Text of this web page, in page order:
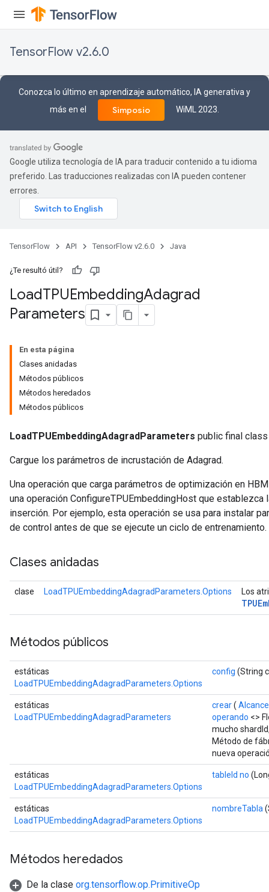
TensorFlow v2.6.0
Conozca lo último en aprendizaje automático, IA generativa y
más en el
Simposio WiML 2023.
Google utiliza tecnología de IA para traducir contenido a tu idioma
preferido. Las traducciones realizadas con IA pueden contener
errores.
TensorFlow API TensorFlow v2.6.0 Java
¿Te resultó útil?
LoadTPUEmbeddingAdagrad
Parameters
En esta página
Clases anidadas
Métodos públicos
Métodos heredados
Métodos públicos
LoadTPUEmbeddingAdagradParameters public final class
Cargue los parámetros de incrustación de Adagrad.
Una operación que carga parámetros de optimización en
una operación ConfigureTPUEmbeddingHost que
inserción. Por ejemplo, esta operación se usa para instalar
de control antes de que se ejecute un ciclo de entrenamiento.
Clases anidadas
clase LoadTPUEmbeddingAdagradParameters.Options Los
Métodos públicos
estáticas
LoadTPUEmbeddingAdagradParameters.Options
config (String
estáticas
LoadTPUEmbeddingAdagradParameters
crear( Alcance
operando <>
mucho
Método de
nueva
estáticas
LoadTPUEmbeddingAdagradParameters.Options
tableId no
estáticas
LoadTPUEmbeddingAdagradParameters.Options
nombreTabla
Métodos heredados
De la clase org.tensorflow.op.PrimitiveOp